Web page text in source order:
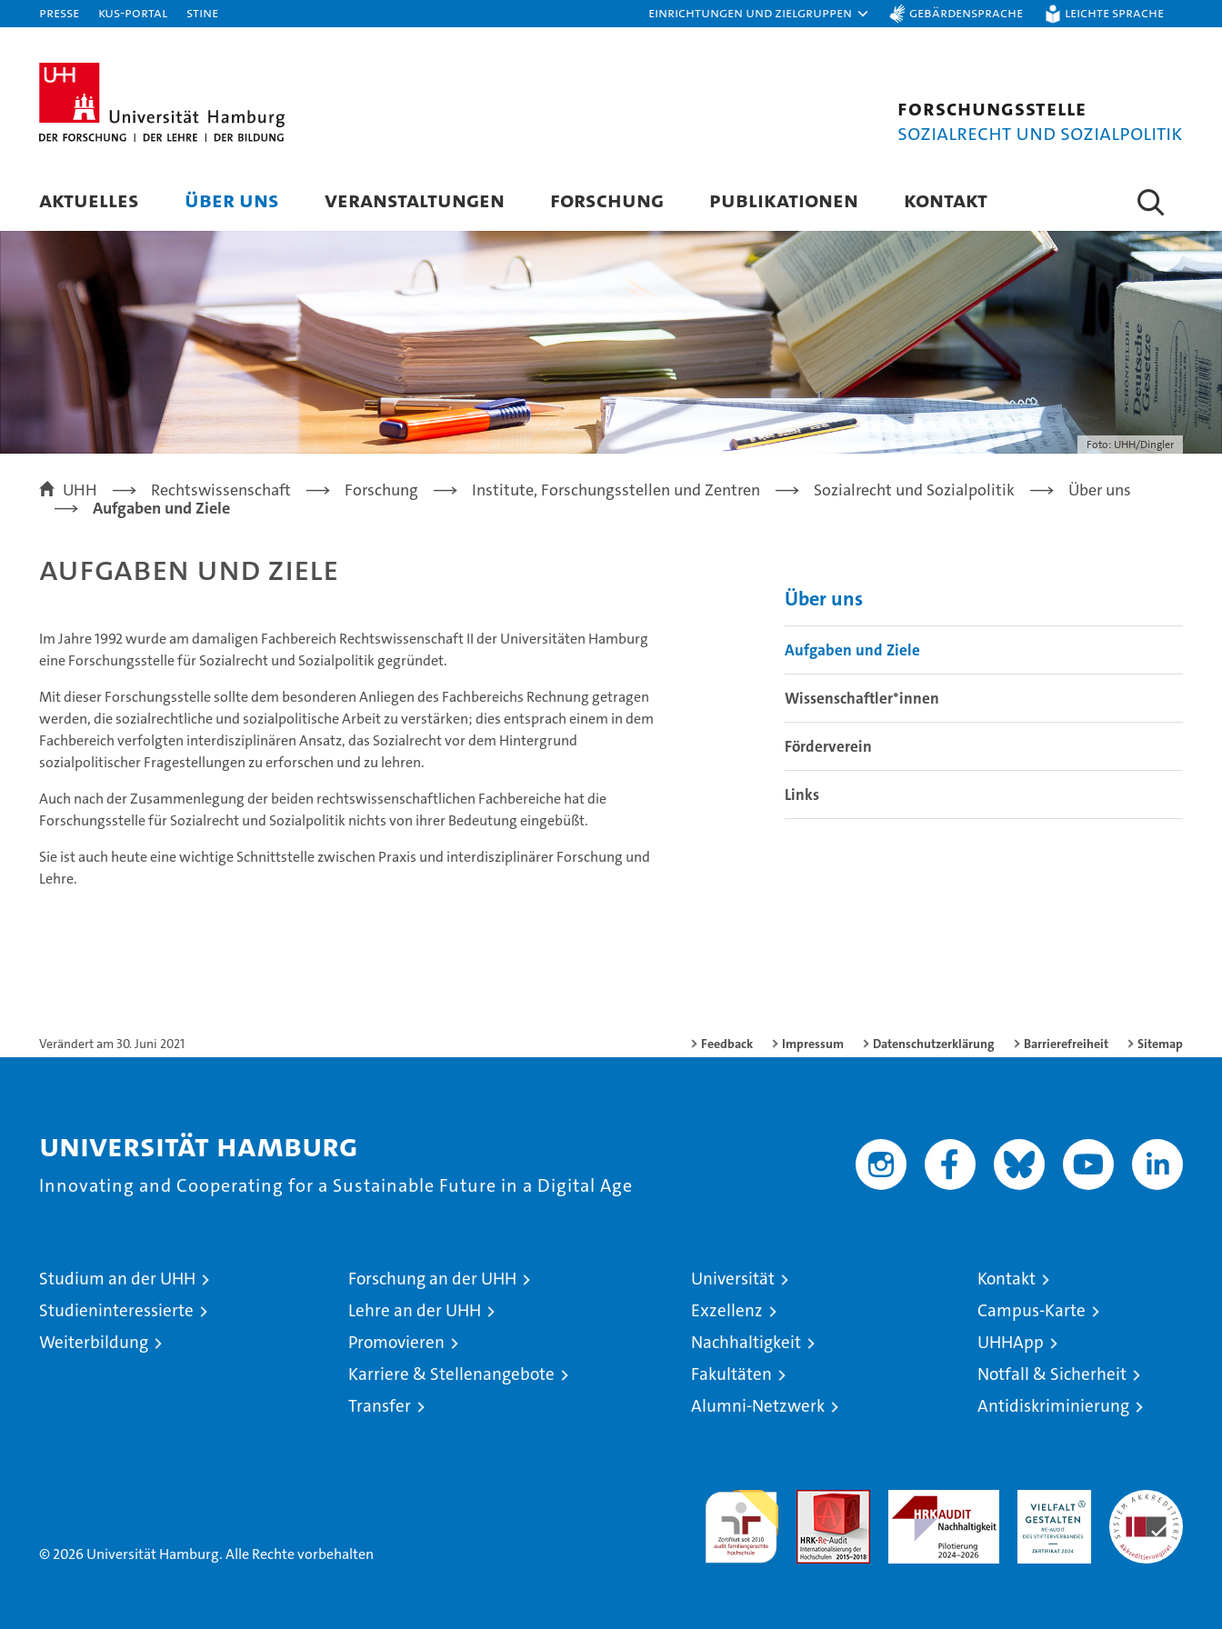
Presse KUS-Portal STiNE Einrichtungen und Zielgruppen Gebärdensprache Leichte Sprache
Forschungsstelle
Sozialrecht und Sozialpolitik
AKTUELLES ÜBER UNS VERANSTALTUNGEN FORSCHUNG PUBLIKATIONEN KONTAKT
Foto: UHH/Dingler
UHH Rechtswissenschaft Forschung Institute, Forschungsstellen und Zentren Sozialrecht und Sozialpolitik
Über uns
Aufgaben und Ziele
Aufgaben und Ziele
Im Jahre 1992 wurde am damaligen Fachbereich Rechtswissenschaft II der Universitäten Hamburg
eine Forschungsstelle für Sozialrecht und Sozialpolitik gegründet.
Mit dieser Forschungsstelle sollte dem besonderen Anliegen des Fachbereichs Rechnung getragen
werden, die sozialrechtliche und sozialpolitische Arbeit zu verstärken; dies entsprach einem in dem
Fachbereich verfolgten interdisziplinären Ansatz, das Sozialrecht vor dem Hintergrund
sozialpolitischer Fragestellungen zu erforschen und zu lehren.
Auch nach der Zusammenlegung der beiden rechtswissenschaftlichen Fachbereiche hat die
Forschungsstelle für Sozialrecht und Sozialpolitik nichts von ihrer Bedeutung eingebüßt.
Sie ist auch heute eine wichtige Schnittstelle zwischen Praxis und interdisziplinärer Forschung und
Lehre.
Über uns
Aufgaben und Ziele
Wissenschaftler*innen
Förderverein
Links
Verändert am 30. Juni 2021 Feedback Impressum Datenschutzerklärung Barrierefreiheit Sitemap
Universität Hamburg
Innovating and Cooperating for a Sustainable Future in a Digital Age
Studium an der UHH
Studieninteressierte
Weiterbildung
Forschung an der UHH
Lehre an der UHH
Promovieren
Karriere & Stellenangebote
Transfer
Universität
Exzellenz
Nachhaltigkeit
Fakultäten
Alumni-Netzwerk
Kontakt
Campus-Karte
UHHApp
Notfall & Sicherheit
Antidiskriminierung
© 2026 Universität Hamburg. Alle Rechte vorbehalten